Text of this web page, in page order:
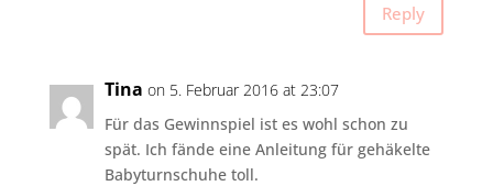
Reply
Tina on 5. Februar 2016 at 23:07
Für das Gewinnspiel ist es wohl schon zu
spät. Ich fände eine Anleitung für gehäkelte
Babyturnschuhe toll.